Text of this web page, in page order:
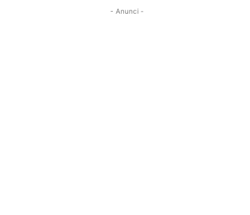
- Anunci -